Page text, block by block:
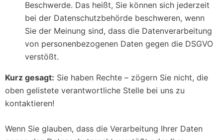
Beschwerde. Das heißt, Sie können sich jederzeit
bei der Datenschutzbehörde beschweren, wenn
Sie der Meinung sind, dass die Datenverarbeitung
von personenbezogenen Daten gegen die DSGVO
verstößt.
Kurz gesagt: Sie haben Rechte – zögern Sie nicht, die
oben gelistete verantwortliche Stelle bei uns zu
kontaktieren!
Wenn Sie glauben, dass die Verarbeitung Ihrer Daten